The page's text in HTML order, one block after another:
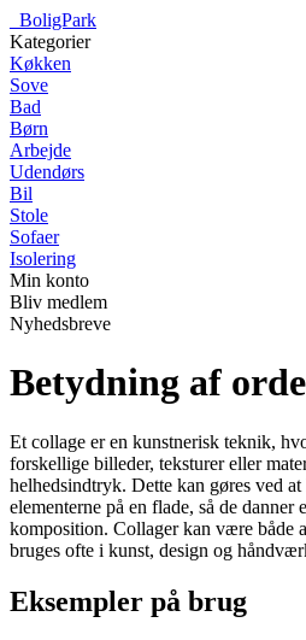
BoligPark
Kategorier
Køkken
Sove
Bad
Børn
Arbejde
Udendørs
Bil
Stole
Sofaer
Isolering
Min konto
Bliv medlem
Nyhedsbreve
Betydning af
Et collage er en kunstnerisk teknik,
forskellige billeder, teksturer eller
helhedsindtryk. Dette kan gøres ved
elementerne på en flade, så de danner
komposition. Collager kan være både
bruges ofte i kunst, design og
Eksempler på brug